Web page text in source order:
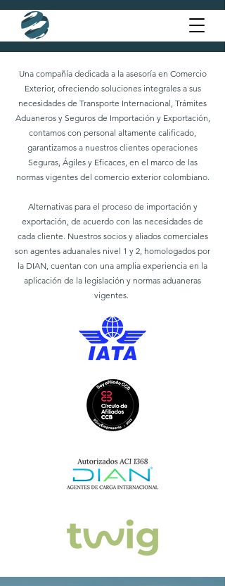
Una compañía dedicada a la asesoría en Comercio
Exterior, ofreciendo soluciones integrales a sus
necesidades de Transporte Internacional, Trámites
Aduaneros y Seguros de Importación y Exportación,
contamos con personal altamente calificado,
garantizamos a nuestros clientes operaciones
Seguras, Ágiles y Eficaces, en el marco de las
normas vigentes del comercio exterior colombiano.
Alternativas para el proceso de importación y
exportación, de acuerdo con las necesidades de
cada cliente. Nuestros socios y aliados comerciales
son agentes aduanales nivel 1 y 2, homologados por
la DIAN, cuentan con una amplia experiencia en la
aplicación de la legislación y normas aduaneras
vigentes.